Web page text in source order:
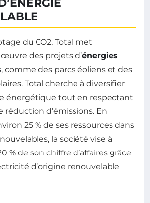
du CO2, Total met
des projets d’énergies
, comme des parcs éoliens et des
Total cherche à diversifier
énergétique tout en respectant
réduction d’émissions. En
25 % de ses ressources dans
la société vise à
% de son chiffre d’affaires grâce
d’origine renouvelable